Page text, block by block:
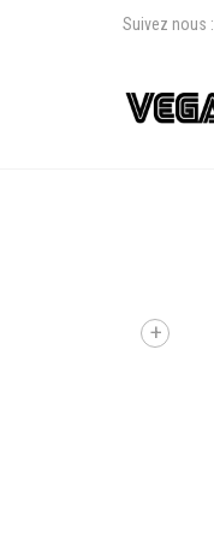
Suivez nous :
+